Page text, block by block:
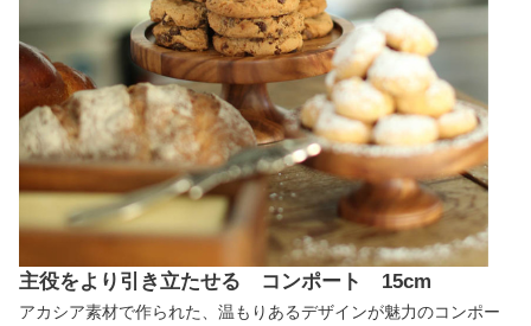
主役をより引き立たせる コンポート 15cm
アカシア素材で作られた、温もりあるデザインが魅力のコンポー